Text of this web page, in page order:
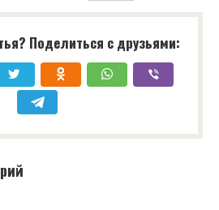
Поделиться с друзьями: